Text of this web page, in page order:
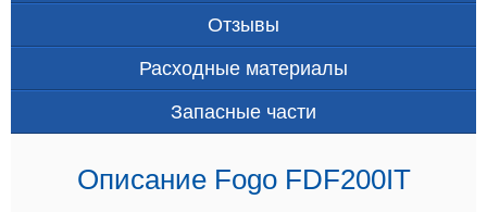
Отзывы
Расходные материалы
Запасные части
Описание Fogo FDF200IT